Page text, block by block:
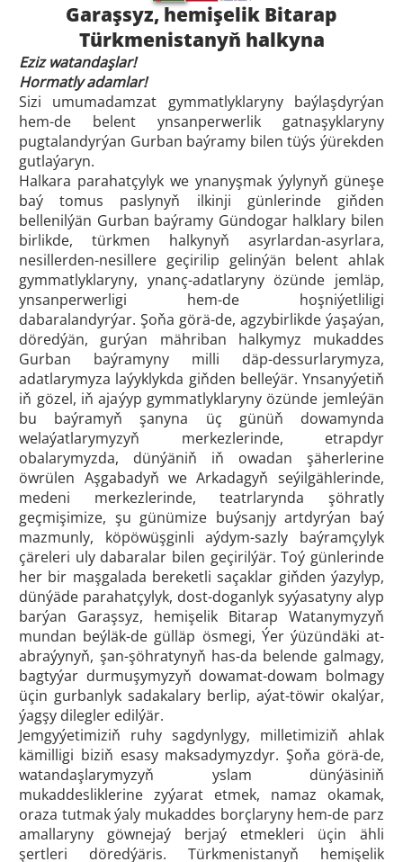
Garaşsyz, hemişelik Bitarap
Türkmenistanyň halkyna
Eziz watandaşlar!
Hormatly adamlar!
Sizi umumadamzat gymmatlyklaryny baýlaşdyrýan
hem-de belent ynsanperwerlik gatnaşyklaryny
pugtalandyrýan Gurban baýramy bilen tüýs ýürekden
gutlaýaryn.
Halkara parahatçylyk we ynanyşmak ýylynyň güneşe
baý tomus paslynyň ilkinji günlerinde giňden
bellenilýän Gurban baýramy Gündogar halklary bilen
birlikde, türkmen halkynyň asyrlardan-asyrlara,
nesillerden-nesillere geçirilip gelinýän belent ahlak
gymmatlyklaryny, ynanç-adatlaryny özünde jemläp,
ynsanperwerligi hem-de hoşniýetliligi
dabaralandyrýar. Şoňa görä-de, agzybirlikde ýaşaýan,
döredýän, gurýan mähriban halkymyz mukaddes
Gurban baýramyny milli däp-dessurlarymyza,
adatlarymyza laýyklykda giňden belleýär. Ynsanyýetiň
iň gözel, iň ajaýyp gymmatlyklaryny özünde jemleýän
bu baýramyň şanyna üç günüň dowamynda
welaýatlarymyzyň merkezlerinde, etrapdyr
obalarymyzda, dünýäniň iň owadan şäherlerine
öwrülen Aşgabadyň we Arkadagyň seýilgählerinde,
medeni merkezlerinde, teatrlarynda şöhratly
geçmişimize, şu günümize buýsanjy artdyrýan baý
mazmunly, köpöwüşginli aýdym-sazly baýramçylyk
çäreleri uly dabaralar bilen geçirilýär. Toý günlerinde
her bir maşgalada bereketli saçaklar giňden ýazylyp,
dünýäde parahatçylyk, dost-doganlyk syýasatyny alyp
barýan Garaşsyz, hemişelik Bitarap Watanymyzyň
mundan beýläk-de gülläp ösmegi, Ýer ýüzündäki at-
abraýynyň, şan-şöhratynyň has-da belende galmagy,
bagtyýar durmuşymyzyň dowamat-dowam bolmagy
üçin gurbanlyk sadakalary berlip, aýat-töwir okalýar,
ýagşy dilegler edilýär.
Jemgyýetimiziň ruhy sagdynlygy, milletimiziň ahlak
kämilligi biziň esasy maksadymyzdyr. Şoňa görä-de,
watandaşlarymyzyň yslam dünýäsiniň
mukaddesliklerine zyýarat etmek, namaz okamak,
oraza tutmak ýaly mukaddes borçlaryny hem-de parz
amallaryny göwnejaý berjaý etmekleri üçin ähli
şertleri döredýäris. Türkmenistanyň hemişelik